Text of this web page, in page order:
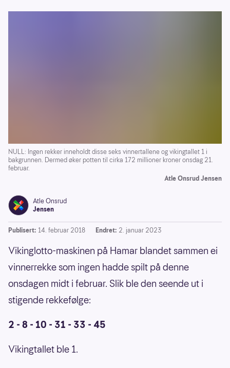
NULL: Ingen rekker inneholdt disse seks vinnertallene og vikingtallet 1 i
bakgrunnen. Dermed øker potten til cirka 172 millioner kroner onsdag 21.
februar.
Atle Onsrud Jensen
Atle Onsrud
Jensen
Publisert: 14. februar 2018 Endret: 2. januar 2023
Vikinglotto-maskinen på Hamar blandet sammen ei
vinnerrekke som ingen hadde spilt på denne
onsdagen midt i februar. Slik ble den seende ut i
stigende rekkefølge:
2 - 8 - 10 - 31 - 33 - 45
Vikingtallet ble 1.